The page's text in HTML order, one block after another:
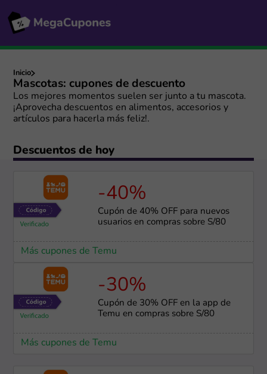
Inicio
Mascotas: cupones de descuento
Los mejores momentos suelen ser junto a tu mascota.
¡Aprovecha descuentos en alimentos, accesorios y
artículos para hacerla más feliz!.
Descuentos de hoy
-40%
Cupón de 40% OFF para nuevos
usuarios en compras sobre S/80
Más cupones de Temu
-30%
Cupón de 30% OFF en la app de
Temu en compras sobre S/80
Más cupones de Temu